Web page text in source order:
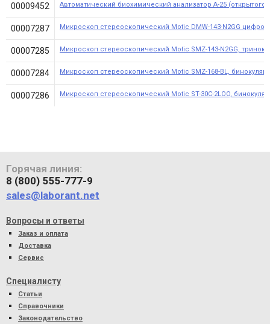
00009452 Автоматический биохимический анализатор А-25 (открытого
00007287 Микроскоп стереоскопический Motic DMW-143-N2GG
00007285 Микроскоп стереоскопический Motic SMZ-143-N2GG,
00007284 Микроскоп стереоскопический Motic SMZ-168-BL,
00007286 Микроскоп стереоскопический Motic ST-30C-2LOO,
Горячая линия:
8 (800) 555-777-9
sales@laborant.net
Вопросы и ответы
Заказ и оплата
Доставка
Сервис
Специалисту
Статьи
Справочники
Законодательство